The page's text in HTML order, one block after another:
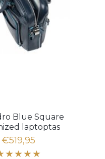
Blue Square
laptoptas
€519,95